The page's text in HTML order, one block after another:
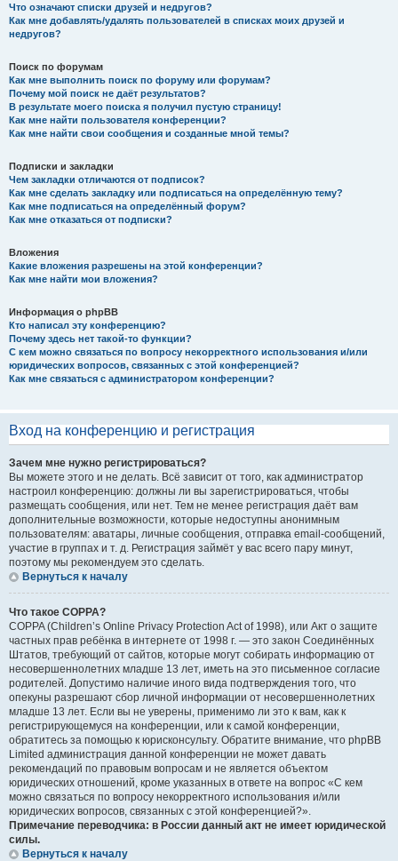
Что означают списки друзей и недругов?
Как мне добавлять/удалять пользователей в списках моих друзей и
недругов?
Поиск по форумам
Как мне выполнить поиск по форуму или форумам?
Почему мой поиск не даёт результатов?
В результате моего поиска я получил пустую страницу!
Как мне найти пользователя конференции?
Как мне найти свои сообщения и созданные мной темы?
Подписки и закладки
Чем закладки отличаются от подписок?
Как мне сделать закладку или подписаться на определённую тему?
Как мне подписаться на определённый форум?
Как мне отказаться от подписки?
Вложения
Какие вложения разрешены на этой конференции?
Как мне найти мои вложения?
Информация о phpBB
Кто написал эту конференцию?
Почему здесь нет такой-то функции?
С кем можно связаться по вопросу некорректного использования и/или
юридических вопросов, связанных с этой конференцией?
Как мне связаться с администратором конференции?
Вход на конференцию и регистрация
Зачем мне нужно регистрироваться?
Вы можете этого и не делать. Всё зависит от того, как администратор
настроил конференцию: должны ли вы зарегистрироваться, чтобы
размещать сообщения, или нет. Тем не менее регистрация даёт вам
дополнительные возможности, которые недоступны анонимным
пользователям: аватары, личные сообщения, отправка email-сообщений,
участие в группах и т. д. Регистрация займёт у вас всего пару минут,
поэтому мы рекомендуем это сделать.
Вернуться к началу
Что такое COPPA?
COPPA (Children’s Online Privacy Protection Act of 1998), или Акт о защите
частных прав ребёнка в интернете от 1998 г. — это закон Соединённых
Штатов, требующий от сайтов, которые могут собирать информацию от
несовершеннолетних младше 13 лет, иметь на это письменное согласие
родителей. Допустимо наличие иного вида подтверждения того, что
опекуны разрешают сбор личной информации от несовершеннолетних
младше 13 лет. Если вы не уверены, применимо ли это к вам, как к
регистрирующемуся на конференции, или к самой конференции,
обратитесь за помощью к юрисконсульту. Обратите внимание, что phpBB
Limited администрация данной конференции не может давать
рекомендаций по правовым вопросам и не является объектом
юридических отношений, кроме указанных в ответе на вопрос «С кем
можно связаться по вопросу некорректного использования и/или
юридических вопросов, связанных с этой конференцией?».
Примечание переводчика: в России данный акт не имеет юридической
силы.
Вернуться к началу